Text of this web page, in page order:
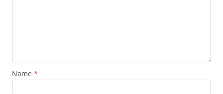
Name *